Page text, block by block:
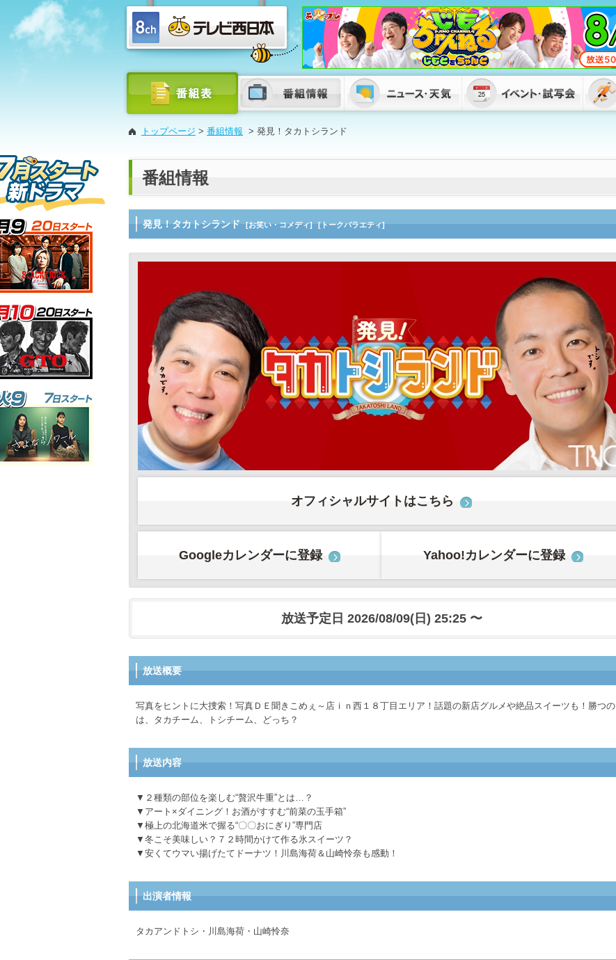
トップページ > 番組情報 > 発見！タカトシランド
番組情報
発見！タカトシランド [お笑い・コメディ] [トークバラエティ]
オフィシャルサイトはこちら
Googleカレンダーに登録 Yahoo!カレンダーに登録
放送予定日 2026/08/09(日) 25:25 〜
放送概要
写真をヒントに大捜索！写真ＤＥ聞きこめぇ～店ｉｎ西１８丁目エリア！話題の新店グルメや絶品スイーツも！勝つの
は、タカチーム、トシチーム、どっち？
放送内容
▼２種類の部位を楽しむ“贅沢牛重”とは…？
▼アート×ダイニング！お酒がすすむ“前菜の玉手箱”
▼極上の北海道米で握る“〇〇おにぎり”専門店
▼冬こそ美味しい？７２時間かけて作る氷スイーツ？
▼安くてウマい揚げたてドーナツ！川島海荷＆山崎怜奈も感動！
出演者情報
タカアンドトシ・川島海荷・山崎怜奈